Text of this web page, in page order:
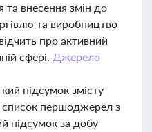
та внесення змін до
та виробництво
про активний
сфері. Джерело
підсумок змісту
список першоджерел з
підсумок за добу